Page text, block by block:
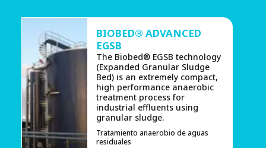
BIOBED® ADVANCED
EGSB
The Biobed® EGSB technology
(Expanded Granular Sludge
Bed) is an extremely compact,
high performance anaerobic
treatment process for
industrial effluents using
granular sludge.
Tratamiento anaerobio de aguas
residuales